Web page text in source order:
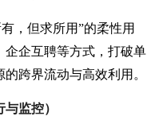
，但求所用”的柔性用
企企互聘等方式，打破单
跨界流动与高效利用。
监控）